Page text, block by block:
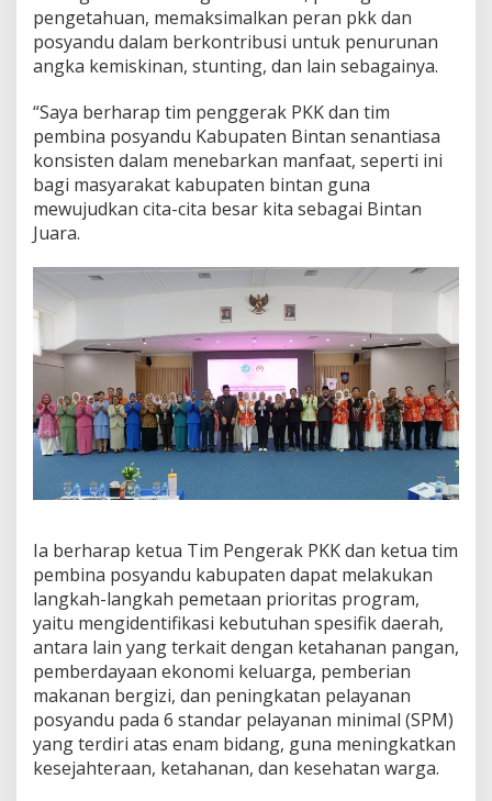
pengetahuan, memaksimalkan peran pkk dan
posyandu dalam berkontribusi untuk penurunan
angka kemiskinan, stunting, dan lain sebagainya.
“Saya berharap tim penggerak PKK dan tim
pembina posyandu Kabupaten Bintan senantiasa
konsisten dalam menebarkan manfaat, seperti ini
bagi masyarakat kabupaten bintan guna
mewujudkan cita-cita besar kita sebagai Bintan
Juara.
Ia berharap ketua Tim Pengerak PKK dan ketua tim
pembina posyandu kabupaten dapat melakukan
langkah-langkah pemetaan prioritas program,
yaitu mengidentifikasi kebutuhan spesifik daerah,
antara lain yang terkait dengan ketahanan pangan,
pemberdayaan ekonomi keluarga, pemberian
makanan bergizi, dan peningkatan pelayanan
posyandu pada 6 standar pelayanan minimal (SPM)
yang terdiri atas enam bidang, guna meningkatkan
kesejahteraan, ketahanan, dan kesehatan warga.